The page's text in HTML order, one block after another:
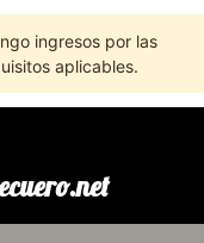
ingresos por las
aplicables.